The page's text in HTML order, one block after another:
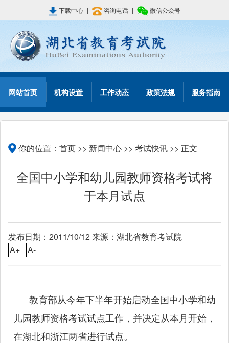
下载中心 | 咨询电话 | 微信公众号
网站首页 机构设置 工作动态 政策法规 服务指南
你的位置： 首页 >> 新闻中心 >> 考试快讯 >> 正文
全国中小学和幼儿园教师资格考试将
于本月试点
发布日期：2011/10/12 来源：湖北省教育考试院
A+
A-
教育部从今年下半年开始启动全国中小学和幼
儿园教师资格考试试点工作，并决定从本月开始，
在湖北和浙江两省进行试点。